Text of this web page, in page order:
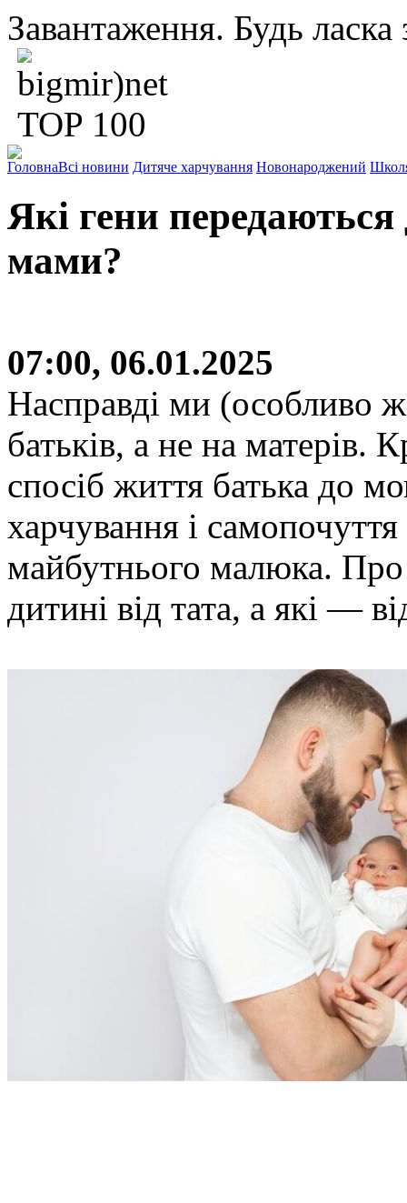
Завантаження. Будь ласка
ГоловнаВсі новини Дитяче харчування Новонароджений
Які гени передаються
мами?
07:00, 06.01.2025
Насправді ми (особливо
батьків, а не на
спосіб життя батька до
харчування і
майбутнього малюка. Про
дитині від тата, а які —